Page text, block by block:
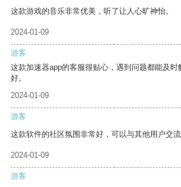
这款游戏的音乐非常优美，听了让人心旷神怡。
2024-01-09
游客
这款加速器app的客服很贴心，遇到问题都能及时
好。
2024-01-09
游客
这款软件的社区氛围非常好，可以与其他用户交流
2024-01-09
游客